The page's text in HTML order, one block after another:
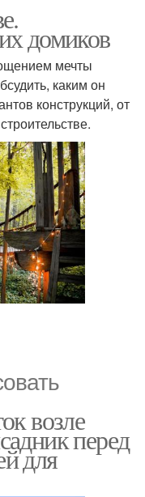
домиков
мечты
каким он
конструкций, от
возле
перед
для